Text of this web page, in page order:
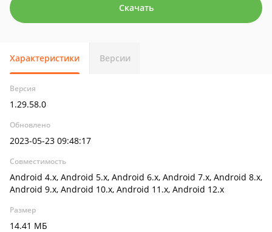
Скачать
Характеристики Версии
Версия
1.29.58.0
Обновлено
2023-05-23 09:48:17
Совместимость
Android 4.x, Android 5.x, Android 6.x, Android 7.x, Android 8.x,
Android 9.x, Android 10.x, Android 11.x, Android 12.x
Размер
14.41 МБ